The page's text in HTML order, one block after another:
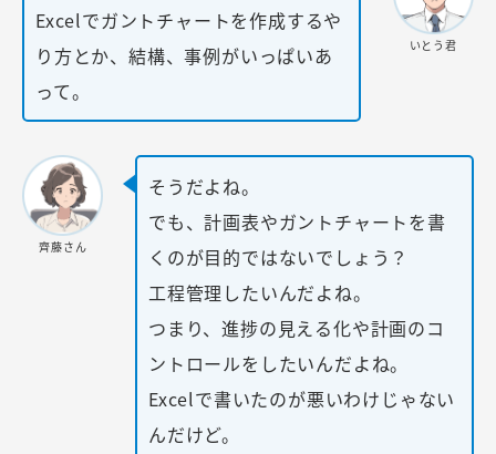
Excelでガントチャートを作成するや
り方とか、結構、事例がいっぱいあ
って。
いとう君
齊藤さん
そうだよね。
でも、計画表やガントチャートを書
くのが目的ではないでしょう？
工程管理したいんだよね。
つまり、進捗の見える化や計画のコ
ントロールをしたいんだよね。
Excelで書いたのが悪いわけじゃない
んだけど。